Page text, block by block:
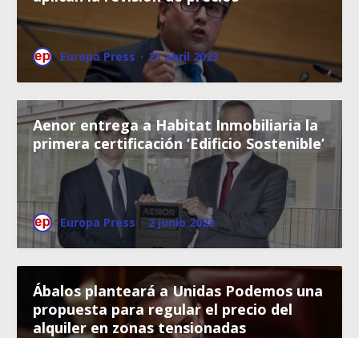
Europa Press · 27 abril 2023
Aenor entrega a Habitat Inmobiliaria la
primera certificación ‘Edificio Sostenible’
Europa Press · 2 junio 2023
Ábalos planteará a Unidas Podemos una
propuesta para regular el precio del
alquiler en zonas tensionadas